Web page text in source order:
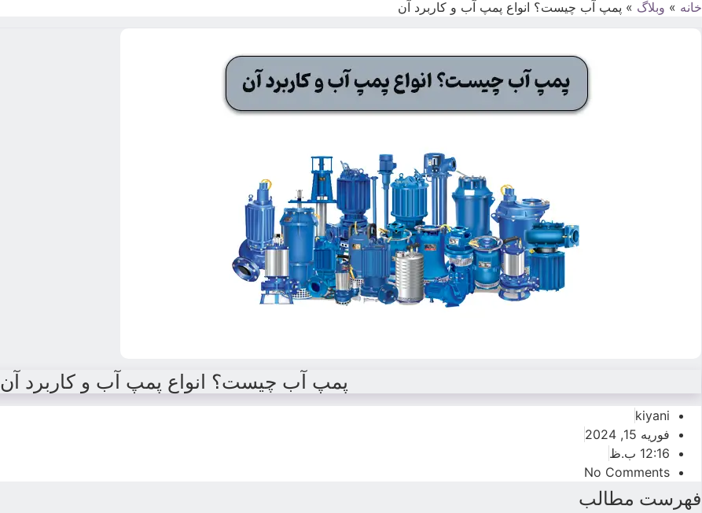
خانه » وبلاگ » پمپ آب چیست؟ انواع پمپ آب و کاربرد آن
پمپ آب چیست؟ انواع پمپ آب و کاربرد آن
kiyani
فوریه 15, 2024
12:16 ب.ظ
No Comments
فهرست مطالب